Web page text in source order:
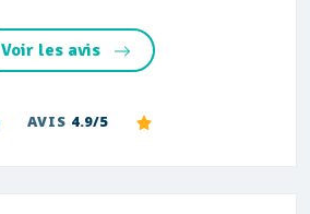
Voir les avis
AVIS 4.9/5